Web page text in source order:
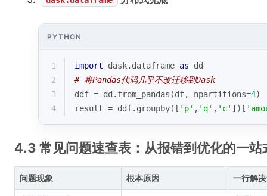
PYTHON
1 import dask.dataframe as dd
2
# 将Pandas代码几乎不改迁移到Dask
3
ddf = dd.from_pandas(df, npartitions=4)
4
result = ddf.groupby([ 'p' , 'q' , 'c' ])[
4.3 常见问题速查表：从报错到优化的一站
问题现象 根本原因 一行解